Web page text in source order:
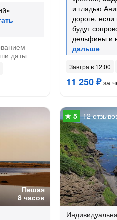
—
даты
и гладью
дороге, если
будут
дельфины и
Завтра в 12:00
11 250 ₽за
Пешая
8 часов
12